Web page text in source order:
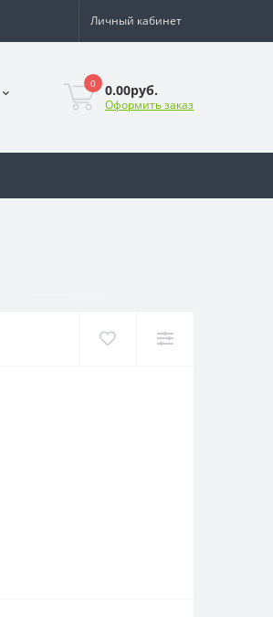
Личный кабинет
0 0.00руб.
Оформить заказ